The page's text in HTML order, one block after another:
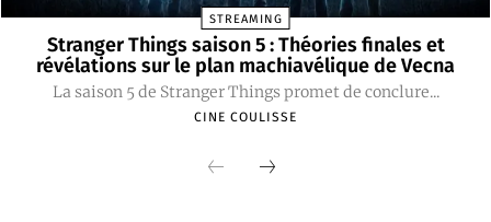
STREAMING
Stranger Things saison 5 : Théories finales et
révélations sur le plan machiavélique de Vecna
La saison 5 de Stranger Things promet de conclure...
CINE COULISSE